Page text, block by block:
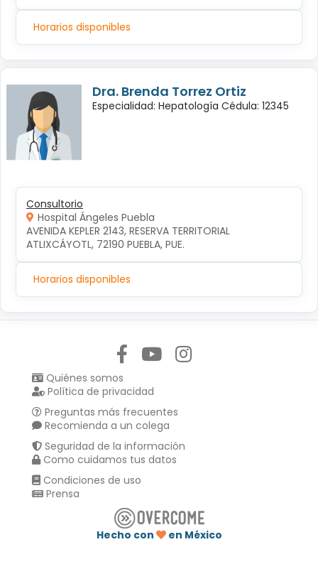
Horarios disponibles
Dra. Brenda Torrez Ortiz
Especialidad: Hepatología Cédula: 12345
Consultorio
Hospital Ángeles Puebla
AVENIDA KEPLER 2143, RESERVA TERRITORIAL
ATLIXCÁYOTL, 72190 PUEBLA, PUE.
Horarios disponibles
Quiénes somos
Política de privacidad
Preguntas más frecuentes
Recomienda a un colega
Seguridad de la información
Como cuidamos tus datos
Condiciones de uso
Prensa
Hecho con
en México